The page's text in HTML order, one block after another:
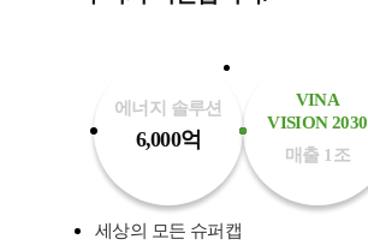
에너지 솔루션
6,000억
세상의 모든 슈퍼캡
VINA
VISION 2030
매출 1조